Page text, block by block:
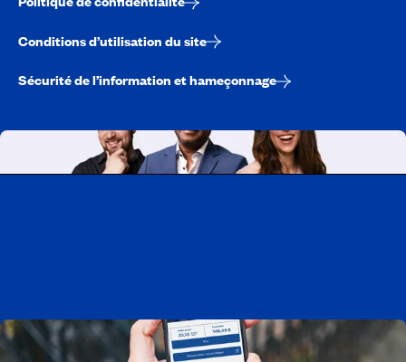
Conditions d’utilisation du site
Sécurité de l’information et hameçonnage